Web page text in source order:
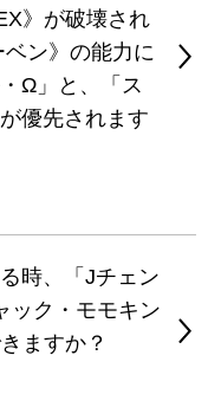
》が破壊され
ン》の能力に
Ω」と、「ス
優先されます
時、「Jチェン
ック・モモキン
ますか？